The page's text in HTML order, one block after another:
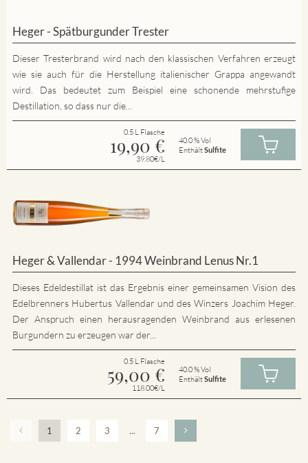
Heger - Spätburgunder Trester
Dieser Tresterbrand wird nach den klassischen Verfahren erzeugt
wie sie auch für die Herstellung italienischer Grappa angewandt
wird. Das bedeutet zum Beispiel eine schonende mehrstufige
Destillation, so dass nur die...
0.5 L Flasche
19,90 €
39.80€/L
40.0 % Vol
EnthältSulfite
Heger & Vallendar - 1994 Weinbrand Lenus Nr.1
Dieses Edeldestillat ist das Ergebnis einer gemeinsamen Vision des
Edelbrenners Hubertus Vallendar und des Winzers Joachim Heger.
Der Anspruch einen herausragenden Weinbrand aus erlesenen
Burgundern zu erzeugen war der...
0.5 L Flasche
59,00 €
118.00€/L
40.0 % Vol
EnthältSulfite
1 2 3 ... 7